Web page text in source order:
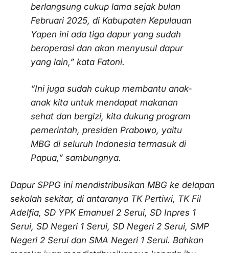
berlangsung cukup lama sejak bulan
Februari 2025, di Kabupaten Kepulauan
Yapen ini ada tiga dapur yang sudah
beroperasi dan akan menyusul dapur
yang lain,” kata Fatoni.
“Ini juga sudah cukup membantu anak-
anak kita untuk mendapat makanan
sehat dan bergizi, kita dukung program
pemerintah, presiden Prabowo, yaitu
MBG di seluruh Indonesia termasuk di
Papua,” sambungnya.
Dapur SPPG ini mendistribusikan MBG ke delapan
sekolah sekitar, di antaranya TK Pertiwi, TK Fil
Adelfia, SD YPK Emanuel 2 Serui, SD Inpres 1
Serui, SD Negeri 1 Serui, SD Negeri 2 Serui, SMP
Negeri 2 Serui dan SMA Negeri 1 Serui. Bahkan